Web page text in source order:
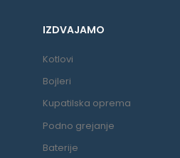
IZDVAJAMO
Kotlovi
Bojleri
Kupatilska oprema
Podno grejanje
Baterije